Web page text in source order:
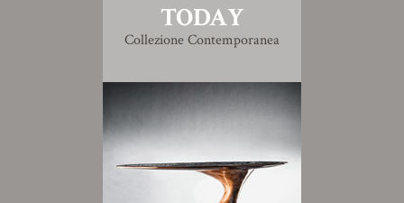
TODAY
Collezione Contemporanea